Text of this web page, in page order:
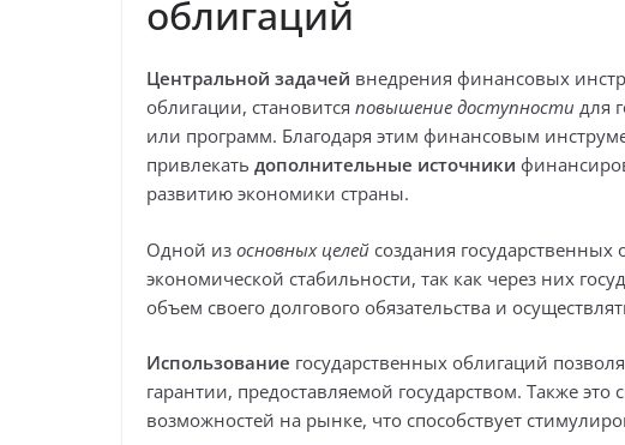
облигаций
Центральной задачей внедрения финансовых
облигации, становится повышение доступности для
или программ. Благодаря этим финансовым
привлекать дополнительные источники
развитию экономики страны.
Одной из основных целей создания государственных
экономической стабильности, так как через них
объем своего долгового обязательства и
Использование государственных облигаций
гарантии, предоставляемой государством. Также это
возможностей на рынке, что способствует